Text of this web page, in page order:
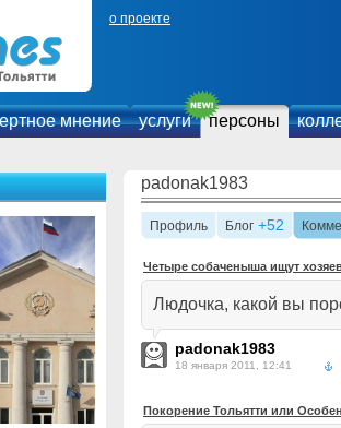
о проекте
мнение услуги персоны
padonak1983
Профиль Блог +52
Четыре собаченыша ищут
Людочка, какой вы
padonak1983
18 января 2011, 12:41
Покорение Тольятти или